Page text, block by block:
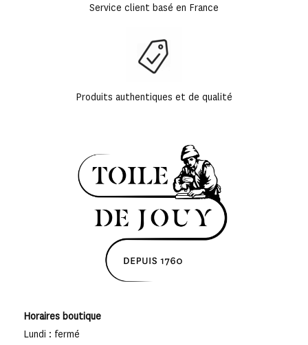
Service client basé en France
Produits authentiques et de qualité
Horaires boutique
Lundi : fermé